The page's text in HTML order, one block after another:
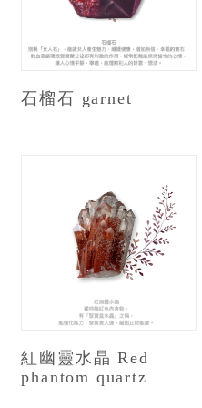
石榴石 garnet
紅幽靈水晶 Red
phantom quartz